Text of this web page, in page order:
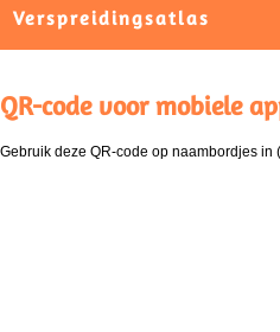
Verspreidingsatlas
QR-code voor mobiele
Gebruik deze QR-code op naambordjes